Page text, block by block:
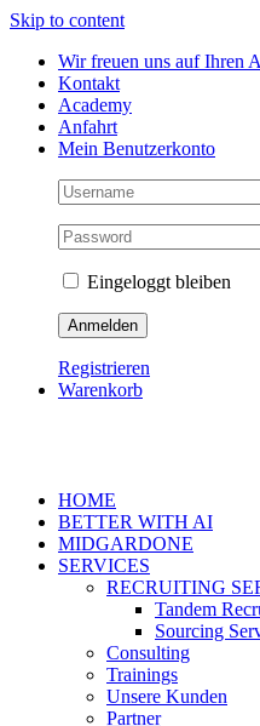
Skip to content
Wir freuen uns auf Ihren
Kontakt
Academy
Anfahrt
Mein Benutzerkonto
Eingeloggt bleiben
Registrieren
Warenkorb
HOME
BETTER WITH AI
MIDGARDONE
SERVICES
RECRUITING
Tandem
Sourcing
Consulting
Trainings
Unsere Kunden
Partner